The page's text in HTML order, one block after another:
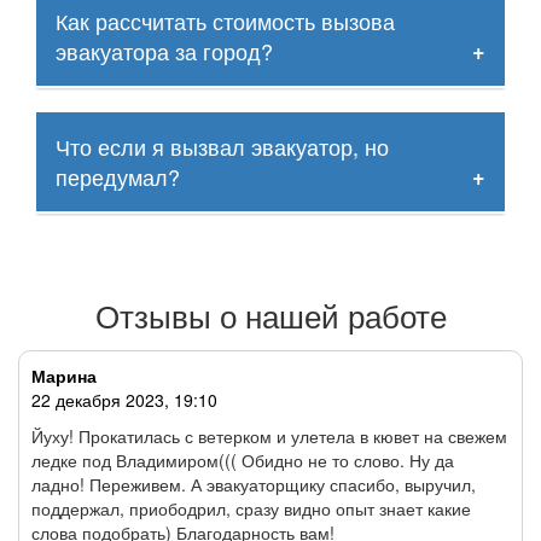
ось машины устанавливается на платформу
эвакуатора, а другие колеса продолжают движение
по асфальту (либо закрепляются на подкатной
тележке).
эвакуатора составляет не более 20-30 минут. Это
возможно благодаря тому, что наши водители
дежурят в разных точках Владимира и области.
Причем, дежурство осуществляется 24 часа в сутки.
Вот почему мы так оперативно реагируем на
вызовы. Задержка может возникать только в часы
пик из-за заторов на дорогах.
Как рассчитать стоимость вызова
эвакуатора за город?
При заказе эвакуатора за город дополнительно
учитывается пробег эвакуатора в одну сторону. Зная
километраж и цену за 1 км, не трудно рассчитать
сумму доплаты. Чтобы уточнить стоимость,
свяжитесь с нашим оператором.
Что если я вызвал эвакуатор, но
передумал?
бесплатно. Однако, если эвакуатор уже прибудет к
вам — придется компенсировать расходы на
Отзывы о нашей работе
Марина
22 декабря 2023, 19:10
Йуху! Прокатилась с ветерком и улетела в кювет на свежем
ледке под Владимиром((( Обидно не то слово. Ну да
ладно! Переживем. А эвакуаторщику спасибо, выручил,
поддержал, приободрил, сразу видно опыт знает какие
слова подобрать) Благодарность вам!